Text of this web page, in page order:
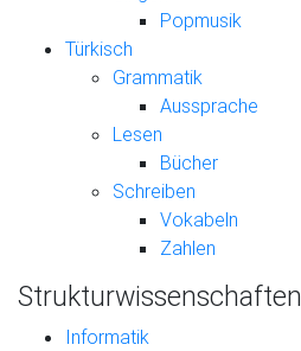
Popmusik
Türkisch
Grammatik
Aussprache
Lesen
Bücher
Schreiben
Vokabeln
Zahlen
Strukturwissenschaften
Informatik